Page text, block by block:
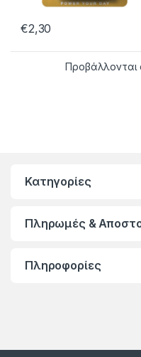
€2,30
Κατηγορίες
Πληρωμές &
Πληροφορίες